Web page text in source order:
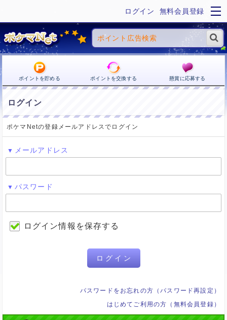
ログイン 無料会員登録
ポイントを貯める ポイントを交換する 懸賞に応募する
ログイン
ポケマNetの登録メールアドレスでログイン
メールアドレス
パスワード
ログイン情報を保存する
ログイン
パスワードをお忘れの方（パスワード再設定）
はじめてご利用の方（無料会員登録）